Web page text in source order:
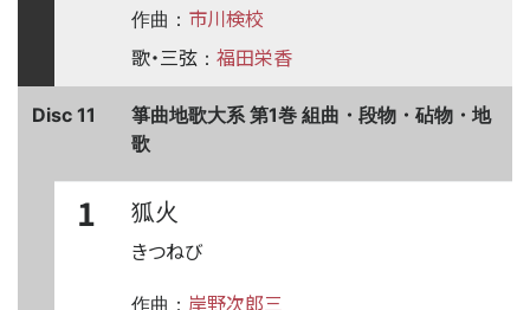
作曲： 市川検校
歌・三弦 ： 福田栄香
Disc 11
箏曲地歌大系 第1巻 組曲・段物・砧物・地
歌
1
狐火
きつねび
作曲： 岸野次郎三